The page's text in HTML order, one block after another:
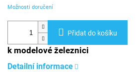
Možnosti doručení
Přidat do košíku
k modelové železnici
Detailní informace